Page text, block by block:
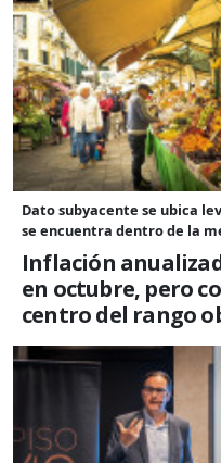
Dato subyacente se ubica
se encuentra dentro de la
Inflación
en octubre, pero
centro del rango